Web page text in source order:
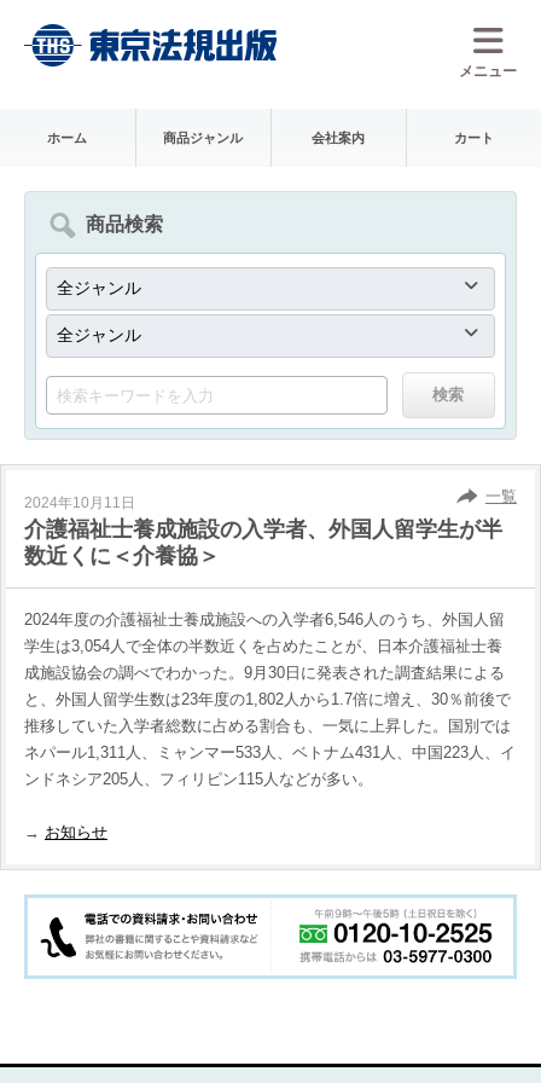
メニュー
ホーム 商品ジャンル 会社案内 カート
商品検索
一覧
2024年10月11日
介護福祉士養成施設の入学者、外国人留学生が半
数近くに＜介養協＞
2024年度の介護福祉士養成施設への入学者6,546人のうち、外国人留
学生は3,054人で全体の半数近くを占めたことが、日本介護福祉士養
成施設協会の調べでわかった。9月30日に発表された調査結果による
と、外国人留学生数は23年度の1,802人から1.7倍に増え、30％前後で
推移していた入学者総数に占める割合も、一気に上昇した。国別では
ネパール1,311人、ミャンマー533人、ベトナム431人、中国223人、イ
ンドネシア205人、フィリピン115人などが多い。
→ お知らせ